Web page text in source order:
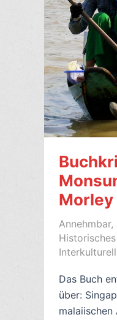
Morley
Annehmbar,
Interkulturell
Das Buch
über:
malaiischen